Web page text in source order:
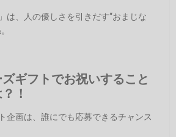
は、人の優しさを引きだす“おまじな
ギフトでお祝いすること
！
企画は、誰にでも応募できるチャンス